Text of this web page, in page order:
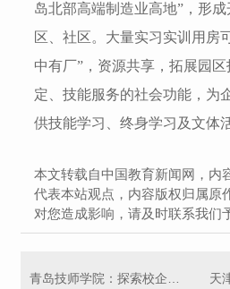
岛北部高端制造业高地”，形
区、社区。大量实习实训用房
中有厂”，资源共享，拓展园
定、技能服务的社会功能，为
供技能学习、终身学习及文体
本文转载自中国教育新闻网，内
代表本站观点，内容版权归属原
对您造成影响，请及时联系我们